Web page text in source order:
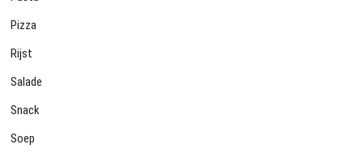
Pizza
Rijst
Salade
Snack
Soep